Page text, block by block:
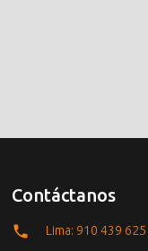
Contáctanos
Lima: 910 439 625